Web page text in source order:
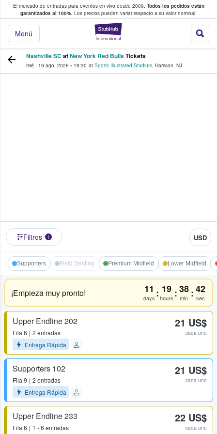
El mercado de entradas para eventos en vivo desde 2009. Todos los pedidos están
garantizados al 100%. Los precios pueden variar respecto a su valor nominal.
StubHub:
Menú
y venta de entradas entre fans
Nashville SC atNew York Red BullsTickets
mié., 19 ago. 2026 • 19:30 at Sports Illustrated Stadium, Harrison, NJ
Filtros 1 USD
Supporters Field Seating Premium Midfield Lower Midfield
¡Empieza muy pronto! 11
days : 19
hours :38
min :42
sec
Upper Endline 202
Fila 6
2 entradas
Entrega Rápida
21 US$
cada uno
Supporters 102
Fila 9
2 entradas
Entrega Rápida
21 US$
cada uno
Upper Endline 233
Fila 6 1 - 6 entradas
22 US$
cada uno